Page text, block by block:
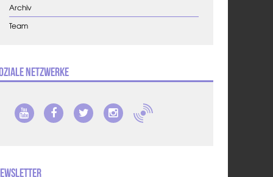
Archiv
Team
Netzwerke